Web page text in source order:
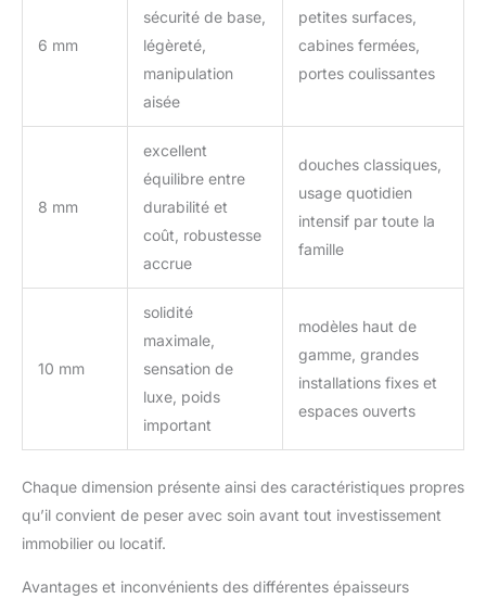
6 mm
sécurité de base,
légèreté,
manipulation
aisée
petites surfaces,
cabines fermées,
portes coulissantes
8 mm
excellent
équilibre entre
durabilité et
coût, robustesse
accrue
douches classiques,
usage quotidien
intensif par toute la
famille
10 mm
solidité
maximale,
sensation de
luxe, poids
important
modèles haut de
gamme, grandes
installations fixes et
espaces ouverts
Chaque dimension présente ainsi des caractéristiques propres
qu’il convient de peser avec soin avant tout investissement
immobilier ou locatif.
Avantages et inconvénients des différentes épaisseurs